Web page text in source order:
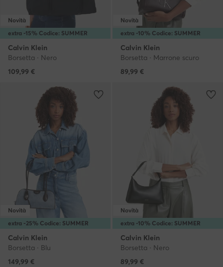
extra -15% Codice: SUMMER
Novità
Calvin Klein
Borsetta · Nero
109,99 €
extra -10% Codice: SUMMER
Novità
Calvin Klein
Borsetta · Marrone scuro
89,99 €
extra -25% Codice: SUMMER
Novità
Calvin Klein
Borsetta · Blu
149,99 €
extra -10% Codice: SUMMER
Novità
Calvin Klein
Borsetta · Nero
89,99 €